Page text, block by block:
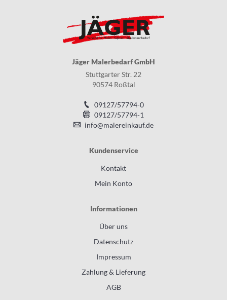
Jäger Malerbedarf GmbH
Stuttgarter Str. 22
90574 Roßtal
09127/57794-0
09127/57794-1
info@malereinkauf.de
Kundenservice
Kontakt
Mein Konto
Informationen
Über uns
Datenschutz
Impressum
Zahlung & Lieferung
AGB